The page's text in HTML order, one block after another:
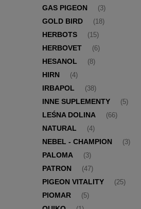
GAS PIGEON (3)
GOLD BIRD (18)
HERBOTS (15)
HERBOVET (6)
HESANOL (8)
HIRN (4)
IRBAPOL (38)
INNE SUPLEMENTY (5)
LEŚNA DOLINA (66)
NATURAL (4)
NEBEL - CHAMPION (3)
PALOMA (3)
PATRON (47)
PIGEON VITALITY (25)
PIOMAR (5)